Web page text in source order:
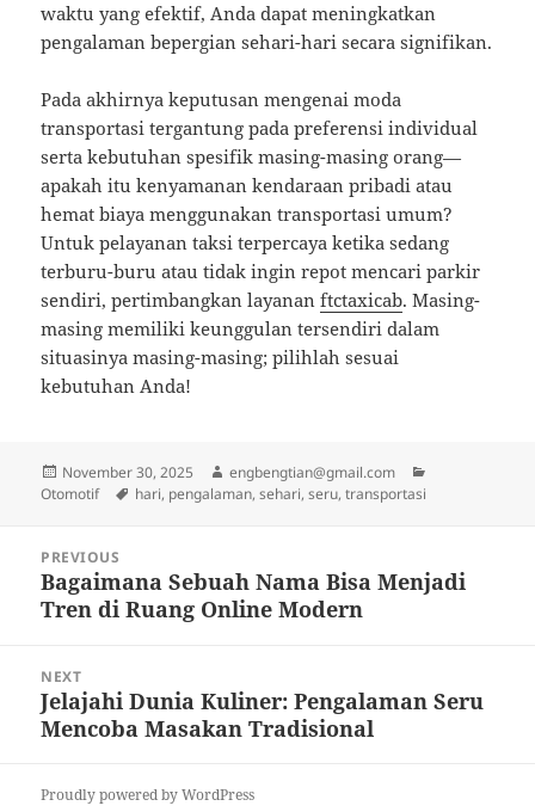
waktu yang efektif, Anda dapat meningkatkan
pengalaman bepergian sehari-hari secara signifikan.
Pada akhirnya keputusan mengenai moda
transportasi tergantung pada preferensi individual
serta kebutuhan spesifik masing-masing orang—
apakah itu kenyamanan kendaraan pribadi atau
hemat biaya menggunakan transportasi umum?
Untuk pelayanan taksi terpercaya ketika sedang
terburu-buru atau tidak ingin repot mencari parkir
sendiri, pertimbangkan layananftctaxicab. Masing-
masing memiliki keunggulan tersendiri dalam
situasinya masing-masing; pilihlah sesuai
kebutuhan Anda!
Posted
on
November 30, 2025 Author
engbengtian@gmail.com
Otomotif
Tags
hari, pengalaman,sehari,seru,transportasi
navigation
PREVIOUS
Previous
post:
Bagaimana Sebuah Nama Bisa Menjadi
Tren di Ruang Online Modern
NEXT
Next
post:
Jelajahi Dunia Kuliner: Pengalaman Seru
Mencoba Masakan Tradisional
Proudly powered by WordPress